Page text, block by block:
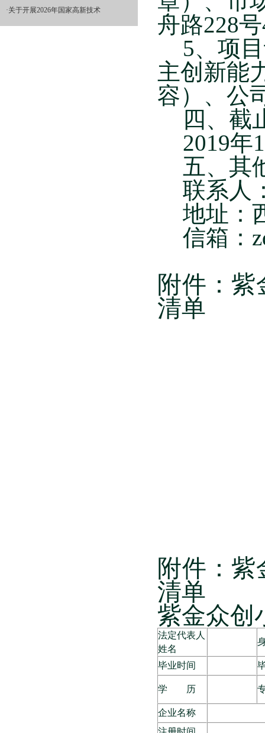
·关于开展2026年国家高新技术
舟路228号
5、项
主创新能
容）、公
四、截
2019年
五、其
联系人
地址：
信箱：
附件：
清单
附件：
清单
紫金众创
法定代表人
姓名
毕业时间
学 历
企业名称